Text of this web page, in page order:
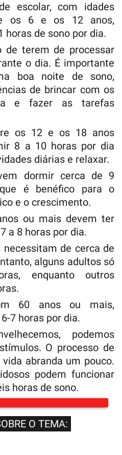
escolar, com idades
os 6 e os 12 anos,
horas de sono por dia.
de terem de processar
o dia. É importante
boa noite de sono,
de brincar com os
e fazer as tarefas
os 12 e os 18 anos
8 a 10 horas por dia
diárias e relaxar.
dormir cerca de 9
é benéfico para o
e o crescimento.
ou mais devem ter
a 8 horas por dia.
de cerca de
alguns adultos só
enquanto outros
60 anos ou mais,
7 horas por dia.
podemos
O processo de
abranda um pouco.
podem funcionar
horas de sono.
O TEMA: